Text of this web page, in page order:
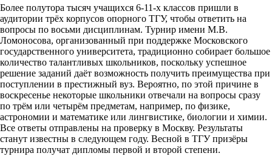
Более полутора тысяч учащихся 6-11-х классов пришли в
аудитории трёх корпусов опорного ТГУ, чтобы ответить на
вопросы по восьми дисциплинам. Турнир имени М.В.
Ломоносова, организованный при поддержке Московского
государственного университета, традиционно собирает большое
количество талантливых школьников, поскольку успешное
решение заданий даёт возможность получить преимущества при
поступлении в престижный вуз. Вероятно, по этой причине в
воскресенье некоторые школьники отвечали на вопросы сразу
по трём или четырём предметам, например, по физике,
астрономии и математике или лингвистике, биологии и химии.
Все ответы отправлены на проверку в Москву. Результаты
станут известны в следующем году. Весной в ТГУ призёры
турнира получат дипломы первой и второй степени.